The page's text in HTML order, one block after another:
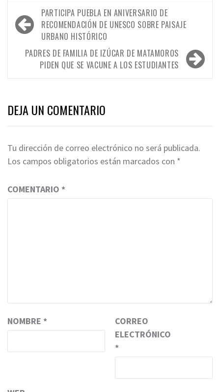
Navegación
de
entradas
PARTICIPA PUEBLA EN ANIVERSARIO DE
RECOMENDACIÓN DE UNESCO SOBRE PAISAJE
URBANO HISTÓRICO
PADRES DE FAMILIA DE IZÚCAR DE MATAMOROS
PIDEN QUE SE VACUNE A LOS ESTUDIANTES
DEJA UN COMENTARIO
Tu dirección de correo electrónico no será publicada.
Los campos obligatorios están marcados con *
COMENTARIO *
NOMBRE *
CORREO
ELECTRÓNICO
*